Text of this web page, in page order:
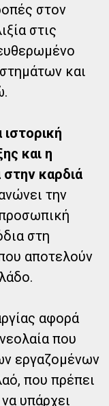
στον
στις
και
και η
στην καρδιά
την
στη
αποτελούν
αφορά
που
εργαζομένων
που πρέπει
υπάρχει